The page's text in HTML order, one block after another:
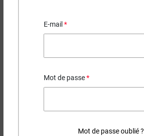
E-mail
Mot de passe
Mot de passe oublié ?
(3 avis)
Ohms